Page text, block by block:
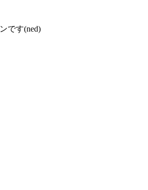
です(ned)